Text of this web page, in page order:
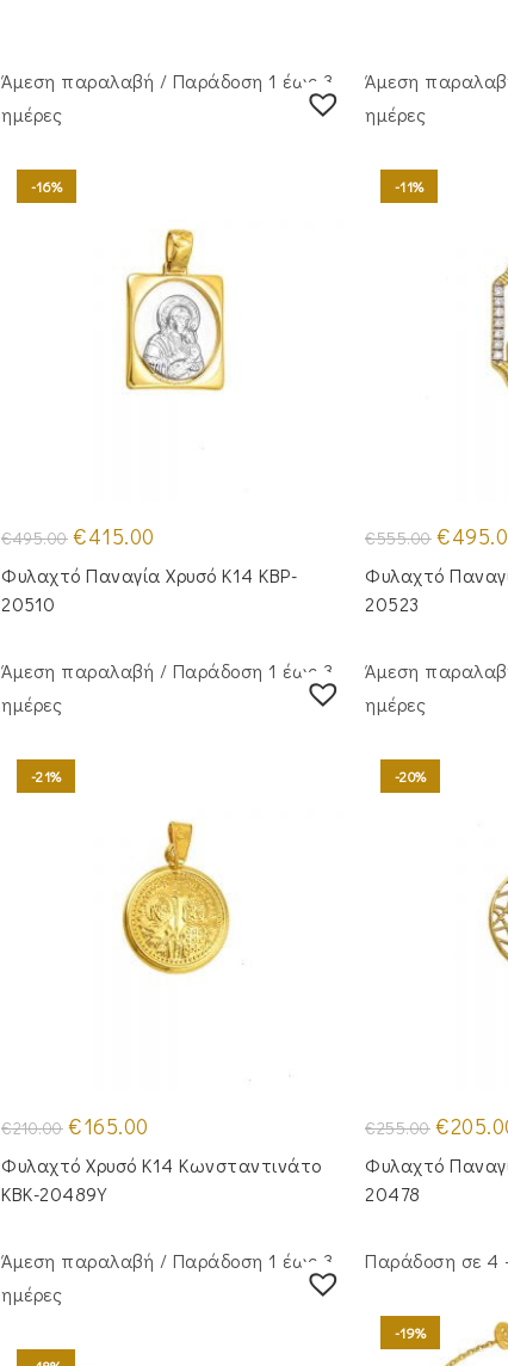
Άμεση παραλαβή / Παράδoση 1 έως 3
ημέρες
-16%
€495.00 Original
price
was:
€495.00.
€415.00
τιμή
είναι:
Φυλαχτό Παναγία Χρυσό Κ14 KBP-
20510
Άμεση
ημέρες
-11%
€555.00 Original
price
was:
€555.00.
€
Φυλαχτό
20523
Άμεση παραλαβή / Παράδoση 1 έως 3
ημέρες
-21%
€210.00 Original
price
was:
€210.00.
€165.00
τιμή
είναι:
Φυλαχτό Χρυσό Κ14 Κωνσταντινάτο
KBK-20489Y
Άμεση
ημέρες
-20%
€255.00 Original
price
was:
€255.00.
€
Φυλαχτό
20478
Άμεση παραλαβή / Παράδoση 1 έως 3
ημέρες
Παράδοση σε 4
-19%